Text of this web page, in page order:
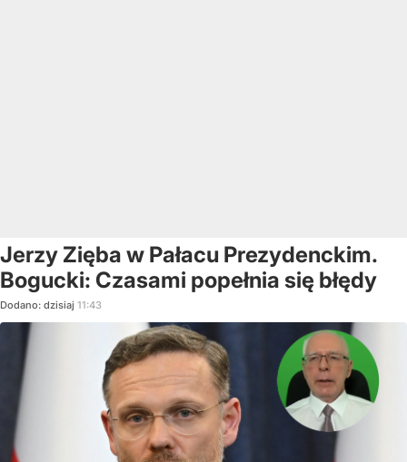
Jerzy Zięba w Pałacu Prezydenckim.
Bogucki: Czasami popełnia się błędy
Dodano: dzisiaj 11:43